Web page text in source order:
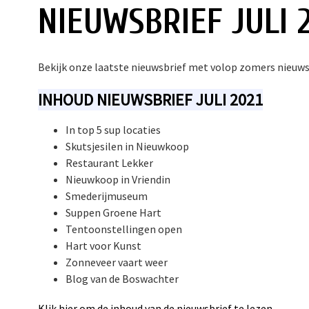
NIEUWSBRIEF JULI
Bekijk onze laatste nieuwsbrief met volop zomers
INHOUD NIEUWSBRIEF JULI 2021
In top 5 sup locaties
Skutsjesilen in Nieuwkoop
Restaurant Lekker
Nieuwkoop in Vriendin
Smederijmuseum
Suppen Groene Hart
Tentoonstellingen open
Hart voor Kunst
Zonneveer vaart weer
Blog van de Boswachter